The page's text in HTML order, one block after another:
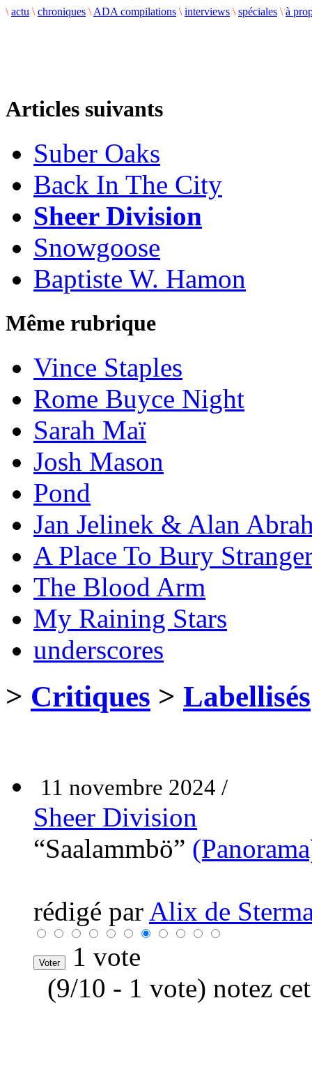
\ actu \ chroniques \ ADA compilations \ interviews \ spéciales \ à
Articles suivants
Suber Oaks
Back In The City
Sheer Division
Snowgoose
Baptiste W. Hamon
Même rubrique
Vince Staples
Rome Buyce Night
Sarah Maï
Josh Mason
Pond
Jan Jelinek & Alan
A Place To Bury
The Blood Arm
My Raining Stars
underscores
> Critiques > Labellisés
11 novembre 2024 /
Sheer Division
“Saalammbö”
rédigé par Alix de
1 vote
(9/10 - 1 vote) notez